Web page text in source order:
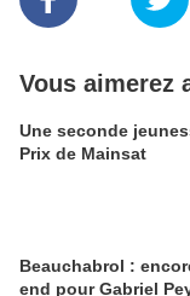
Vous aimerez
Une seconde
Prix de Mainsat
Beauchabrol :
end pour Gabriel